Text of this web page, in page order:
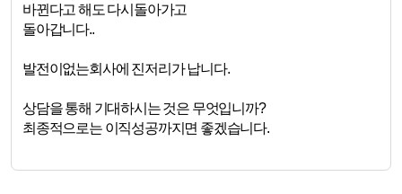
바뀐다고 해도 다시돌아가고
돌아갑니다..
발전이없는회사에 진저리가 납니다.
상담을 통해 기대하시는 것은 무엇입니까?
최종적으로는 이직성공까지면 좋겠습니다.